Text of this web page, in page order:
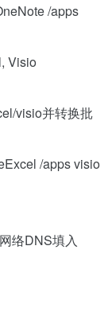
/apps
Visio
visio并转换批
/apps visio
络DNS填入